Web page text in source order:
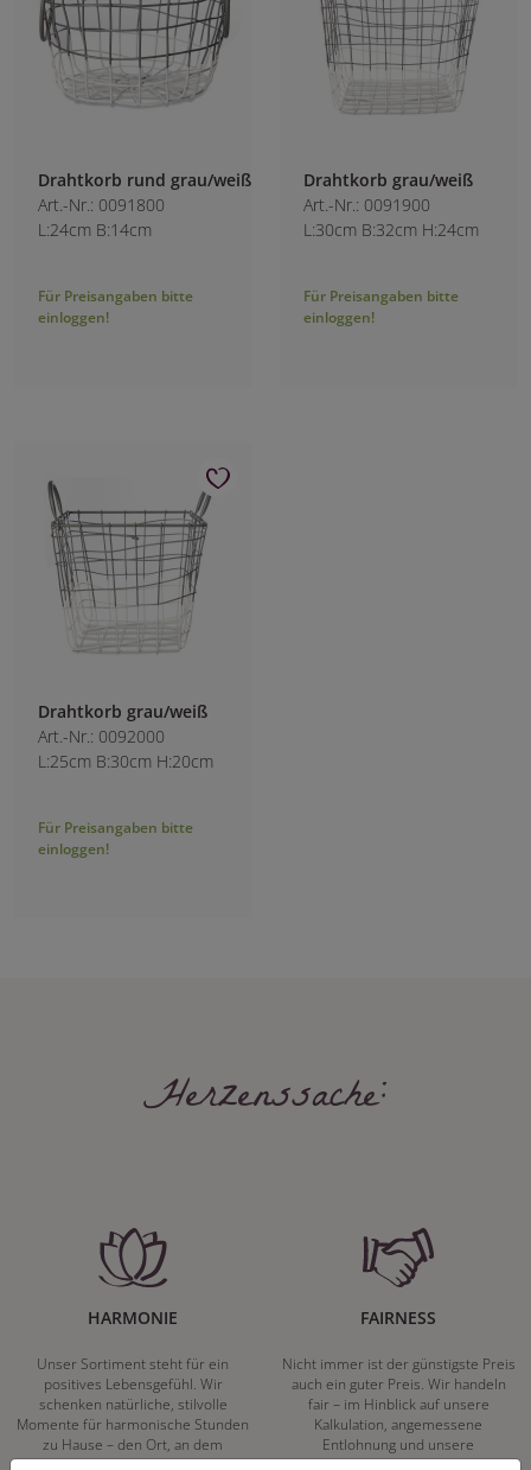
Drahtkorb rund grau/weiß
Art.-Nr.: 0091800
L:24cm B:14cm
Für Preisangaben bitte
einloggen!
Drahtkorb grau/weiß
Art.-Nr.: 0091900
L:30cm B:32cm H:24cm
Für Preisangaben bitte
einloggen!
Drahtkorb grau/weiß
Art.-Nr.: 0092000
L:25cm B:30cm H:20cm
Für Preisangaben bitte
einloggen!
Herzenssache:
HARMONIE
Unser Sortiment steht für ein
positives Lebensgefühl. Wir
schenken natürliche, stilvolle
Momente für harmonische Stunden
zu Hause – den Ort, an dem
Menschen sich geborgen fühlen und
FAIRNESS
Nicht immer ist der günstigste Preis
auch ein guter Preis. Wir handeln
fair – im Hinblick auf unsere
Kalkulation, angemessene
Entlohnung und unsere
nachhaltigen, gewachsenen